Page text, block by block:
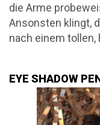
die Arme
Ansonsten klingt,
nach einem
EYE SHADOW